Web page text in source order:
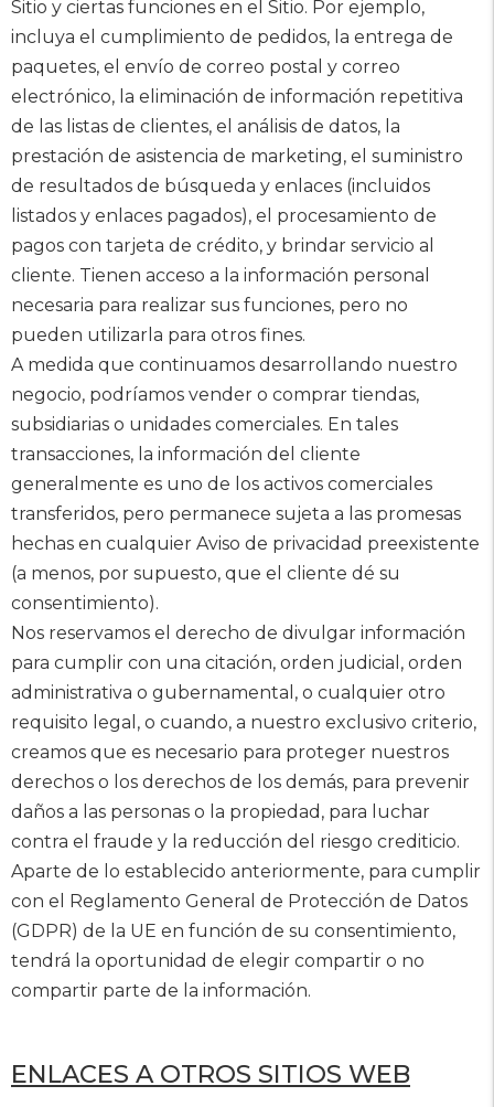
Sitio y ciertas funciones en el Sitio. Por ejemplo,
incluya el cumplimiento de pedidos, la entrega de
paquetes, el envío de correo postal y correo
electrónico, la eliminación de información repetitiva
de las listas de clientes, el análisis de datos, la
prestación de asistencia de marketing, el suministro
de resultados de búsqueda y enlaces (incluidos
listados y enlaces pagados), el procesamiento de
pagos con tarjeta de crédito, y brindar servicio al
cliente. Tienen acceso a la información personal
necesaria para realizar sus funciones, pero no
pueden utilizarla para otros fines.
A medida que continuamos desarrollando nuestro
negocio, podríamos vender o comprar tiendas,
subsidiarias o unidades comerciales. En tales
transacciones, la información del cliente
generalmente es uno de los activos comerciales
transferidos, pero permanece sujeta a las promesas
hechas en cualquier Aviso de privacidad preexistente
(a menos, por supuesto, que el cliente dé su
consentimiento).
Nos reservamos el derecho de divulgar información
para cumplir con una citación, orden judicial, orden
administrativa o gubernamental, o cualquier otro
requisito legal, o cuando, a nuestro exclusivo criterio,
creamos que es necesario para proteger nuestros
derechos o los derechos de los demás, para prevenir
daños a las personas o la propiedad, para luchar
contra el fraude y la reducción del riesgo crediticio.
Aparte de lo establecido anteriormente, para cumplir
con el Reglamento General de Protección de Datos
(GDPR) de la UE en función de su consentimiento,
tendrá la oportunidad de elegir compartir o no
compartir parte de la información.
ENLACES A OTROS SITIOS WEB